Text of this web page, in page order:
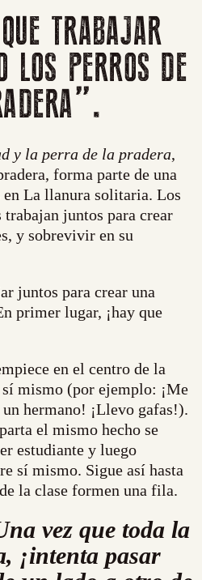
TRABAJAR
LOS PERROS DE
y la perra de la pradera,
forma parte de una
en La llanura solitaria. Los
juntos para crear
y sobrevivir en su
juntos para crear una
primer lugar, ¡hay que
en el centro de la
mismo (por ejemplo: ¡Me
hermano! ¡Llevo gafas!).
el mismo hecho se
estudiante y luego
sí mismo. Sigue así hasta
la clase formen una fila.
vez que toda la
¡intenta pasar